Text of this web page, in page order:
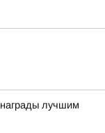
лучшим